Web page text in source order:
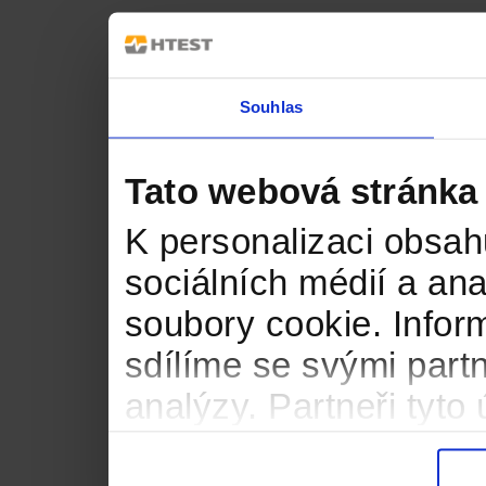
Souhlas
Tato webová
K personalizaci
sociálních médií a
soubory cookie.
sdílíme se svými
analýzy. Partneři tyto
informacemi, které